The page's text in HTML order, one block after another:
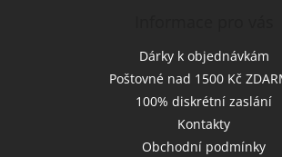
Dárky k objednávkám
Poštovné nad 1500 Kč
100% diskrétní zaslání
Kontakty
Obchodní podmínky